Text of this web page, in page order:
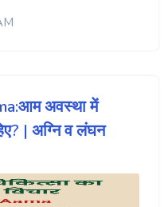
अवस्था में
| अग्नि व लंघन